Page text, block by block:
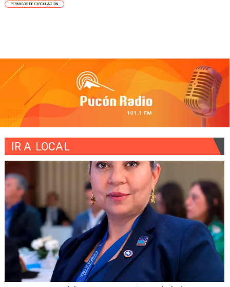
PERMISOS DE CIRCULACIÓN
IR A LOCAL